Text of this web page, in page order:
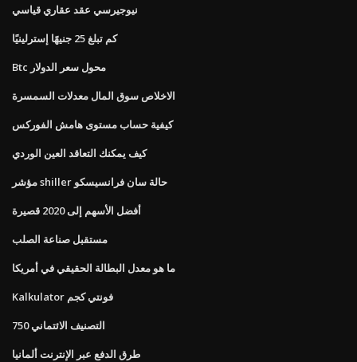
نيوجيرسي عقد عقاري قياسي
كم تبلغ 25 جنيهًا إسترلينيًا
Btc محول سعر الدولار
الاخلاص سوق المال معدلات السمسرة
كيفية حساب مستوى هامش الفوركس
كيف يمكنك التعاقد العين الوردي
مؤشر shiller حالة سان فرانسيسكو
أفضل الأسهم إلى 2020 قصيرة
مستقبل صناعة الصلب
ما هو معدل البطالة الحقيقي في أمريكا
Kalkulator فونتي كجم
التصنيف الائتماني 750
طرق الدفع عبر الإنترنت ألمانيا